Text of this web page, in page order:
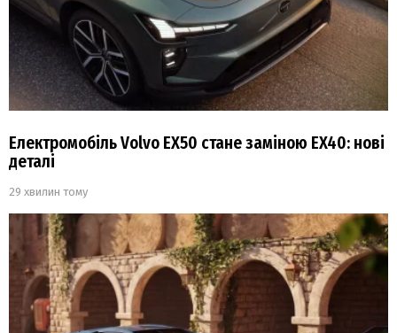
Електромобіль Volvo EX50 стане заміною EX40: нові
деталі
29 хвилин тому